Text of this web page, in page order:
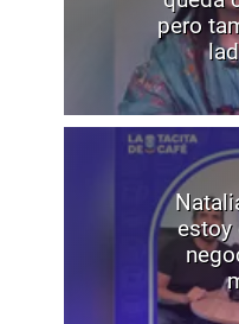
pero
estoy